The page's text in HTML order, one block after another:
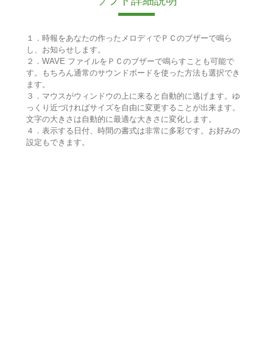
１．時報をあなたの作ったメロディでＰＣのブザーで鳴ら
し、お知らせします。
２．WAVE ファイルをＰＣのブザーで鳴らすことも可能で
す。もちろん通常のサウンドボードを使った方法も選択でき
ます。
３．マウスがウィンドウの上に来ると自動的に逃げます。ゆ
っくり近づければサイズを自由に変更することが出来ます。
文字の大きさは自動的に最適な大きさに変化します。
４．表示する日付、時間の書式は非常に多彩です。お好みの
設定もできます。